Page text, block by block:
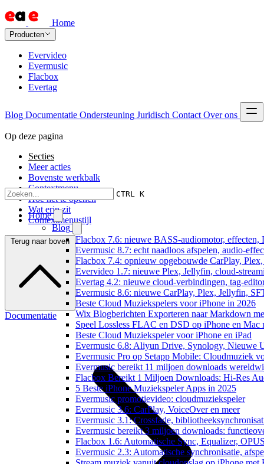
Home
Producten
Evervideo
Evermusic
Flacbox
Evertag
Blog Documentatie Ondersteuning Juridisch Contact Over ons
CTRL K
Home
Blog
Flacbox 7.6: nieuwe BASS-audiomotor, effecten,
Evermusic 8.7: echt naadloos afspelen, audio-
Flacbox 7.4: opnieuw opgebouwde CarPlay,
Evervideo 1.7: nieuwe Plex, Jellyfin, cloud-
Evertag 4.2: nieuwe cloud-verbindingen, tag-
Evermusic 8.6: nieuwe CarPlay, Plex, Jellyfin,
Beste Cloud Muziekspelers voor iPhone in 2026
Wix Blogberichten Exporteren naar Markdown
Speel Lossless FLAC en DSD op iPhone en Mac
Beste Cloud Muziekspeler voor iPhone en iPad
Evermusic 6.8: Aliyun Drive, Synology, Nieuwe
Evermusic Pro op Setapp Mobile: Cloudmuziek
Evermusic bereikt 11 miljoen downloads
Flacbox Bereikt 1 Miljoen Downloads: Hi-Res
5 Beste iPhone Muziekspeler Apps in 2025
Evermusic promotievideo: cloudmuziekspeler
Evermusic 3.6: CarPlay, VoiceOver en meer
Evermusic 3.1: Crossfade,
Evermusic bereikt 3 miljoen downloads:
Flacbox 1.6: Automatische Sync, Equalizer,
Evermusic 2.3: Automatische synchronisatie,
Op deze pagina
Secties
Meer acties
Bovenste werkbalk
Contextmenu
Hoe het te openen
Wat erin zit
Contextmenustijl
Terug naar boven
Documentatie